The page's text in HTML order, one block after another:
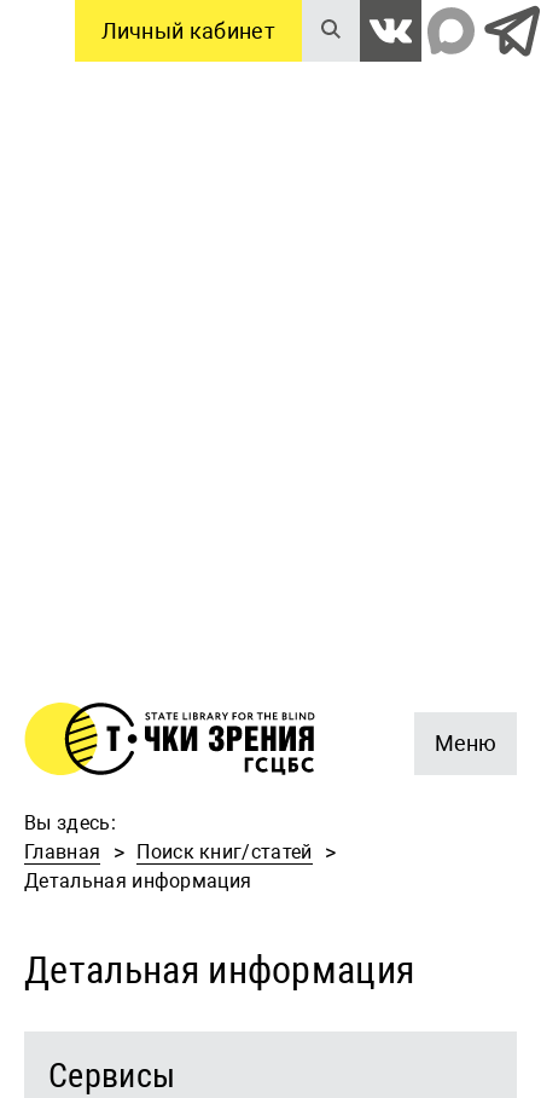
Меню
Личный кабинет
Вы здесь:
Главная
Поиск книг/статей
Детальная информация
Детальная информация
Сервисы